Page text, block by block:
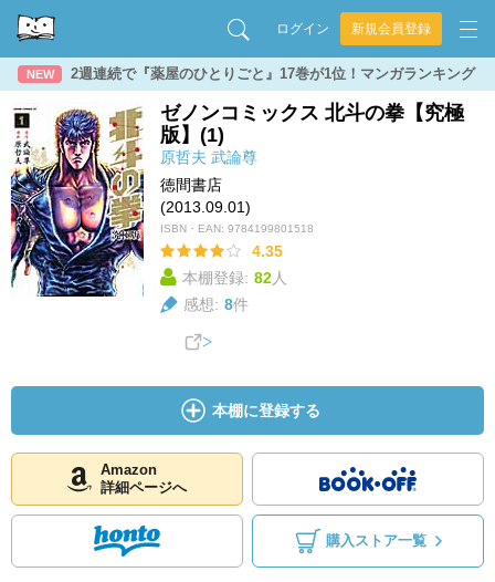
ログイン 新規会員登録
NEW 2週連続で『薬屋のひとりごと』17巻が1位！マンガランキング
ゼノンコミックス 北斗の拳【究極
版】(1)
原哲夫 武論尊
徳間書店
(2013.09.01)
ISBN・EAN: 9784199801518
4.35
本棚登録: 82人
感想: 8件
本棚に登録する
Amazon
詳細ページへ
購入ストア一覧